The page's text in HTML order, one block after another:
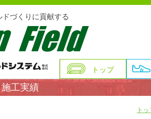
づくりに貢献する
トップ
施工実績
ト